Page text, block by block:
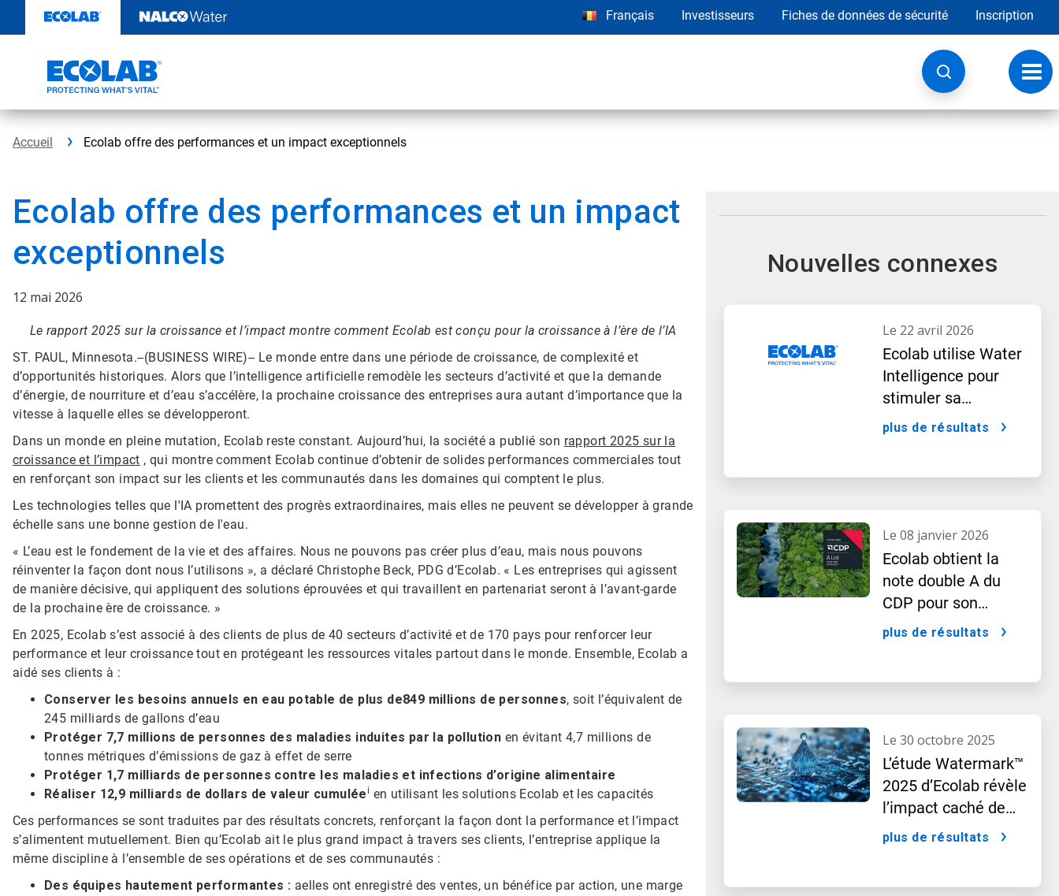
contenu
Français Investisseurs Fiches de données de sécurité Inscription
la
Accueil Ecolab offre des performances et un impact exceptionnels
Ecolab offre des performances et un impact
exceptionnels
12 mai 2026
Le rapport 2025 sur la croissance et l’impact montre comment Ecolab est conçu pour la croissance à l’ère de l’IA
ST. PAUL, Minnesota.--(BUSINESS WIRE)-- Le monde entre dans une période de croissance, de complexité et
d’opportunités historiques. Alors que l’intelligence artificielle remodèle les secteurs d’activité et que la demande
d’énergie, de nourriture et d’eau s’accélère, la prochaine croissance des entreprises aura autant d’importance que la
vitesse à laquelle elles se développeront.
Dans un monde en pleine mutation, Ecolab reste constant. Aujourd’hui, la société a publié son rapport 2025 sur la
croissance et l’impact , qui montre comment Ecolab continue d’obtenir de solides performances commerciales tout
en renforçant son impact sur les clients et les communautés dans les domaines qui comptent le plus.
Les technologies telles que l'IA promettent des progrès extraordinaires, mais elles ne peuvent se développer à grande
échelle sans une bonne gestion de l'eau.
« L’eau est le fondement de la vie et des affaires. Nous ne pouvons pas créer plus d’eau, mais nous pouvons
réinventer la façon dont nous l’utilisons », a déclaré Christophe Beck, PDG d’Ecolab. « Les entreprises qui agissent
de manière décisive, qui appliquent des solutions éprouvées et qui travaillent en partenariat seront à l’avant-garde
de la prochaine ère de croissance. »
En 2025, Ecolab s’est associé à des clients de plus de 40 secteurs d’activité et de 170 pays pour renforcer leur
performance et leur croissance tout en protégeant les ressources vitales partout dans le monde. Ensemble, Ecolab a
aidé ses clients à :
Conserver les besoins annuels en eau potable de plus de849 millions de personnes, soit l’équivalent de
245 milliards de gallons d’eau
Protéger 7,7 millions de personnes des maladies induites par la pollution en évitant 4,7 millions de
tonnes métriques d’émissions de gaz à effet de serre
Protéger 1,7 milliards de personnes contre les maladies et infections d’origine alimentaire
Réaliser 12,9 milliards de dollars de valeur cumulée i en utilisant les solutions Ecolab et les capacités
Ces performances se sont traduites par des résultats concrets, renforçant la façon dont la performance et l’impact
s’alimentent mutuellement. Bien qu’Ecolab ait le plus grand impact à travers ses clients, l’entreprise applique la
même discipline à l’ensemble de ses opérations et de ses communautés :
Des équipes hautement performantes : aelles ont enregistré des ventes, un bénéfice par action, une marge
Nouvelles connexes
le 22 avril 2026
Ecolab utilise Water
Intelligence pour
stimuler sa
croissance à l’ère de
plus de résultats
le 08 janvier 2026
Ecolab obtient la
note double A du
CDP pour son
leadership dans le
plus de résultats
le 30 octobre 2025
L’étude Watermark™
2025 d’Ecolab révèle
l’impact caché de
l’intelligence
plus de résultats